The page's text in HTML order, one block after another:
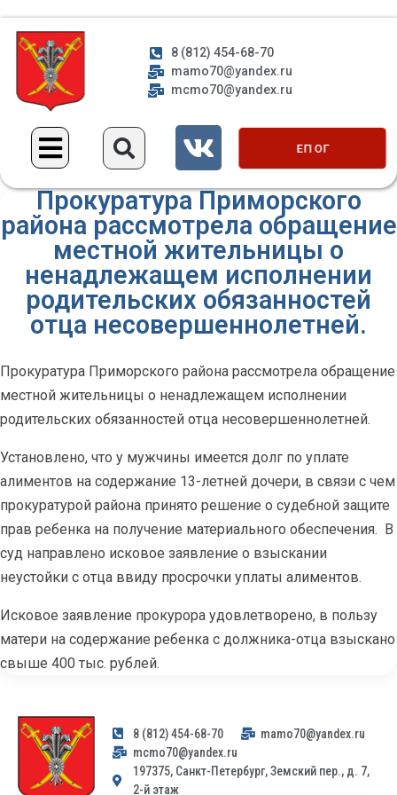
8 (812) 454-68-70
mamo70@yandex.ru
mcmo70@yandex.ru
ЕП ОГ
Прокуратура Приморского
района рассмотрела обращение
местной жительницы о
ненадлежащем исполнении
родительских обязанностей
отца несовершеннолетней.
Прокуратура Приморского района рассмотрела обращение
местной жительницы о ненадлежащем исполнении
родительских обязанностей отца несовершеннолетней.
Установлено, что у мужчины имеется долг по уплате
алиментов на содержание 13-летней дочери, в связи с чем
прокуратурой района принято решение о судебной защите
прав ребенка на получение материального обеспечения. В
суд направлено исковое заявление о взыскании
неустойки с отца ввиду просрочки уплаты алиментов.
Исковое заявление прокурора удовлетворено, в пользу
матери на содержание ребенка с должника-отца взыскано
свыше 400 тыс. рублей.
8 (812) 454-68-70
mamo70@yandex.ru
mcmo70@yandex.ru
197375, Санкт-Петербург, Земский пер., д. 7,
2-й этаж